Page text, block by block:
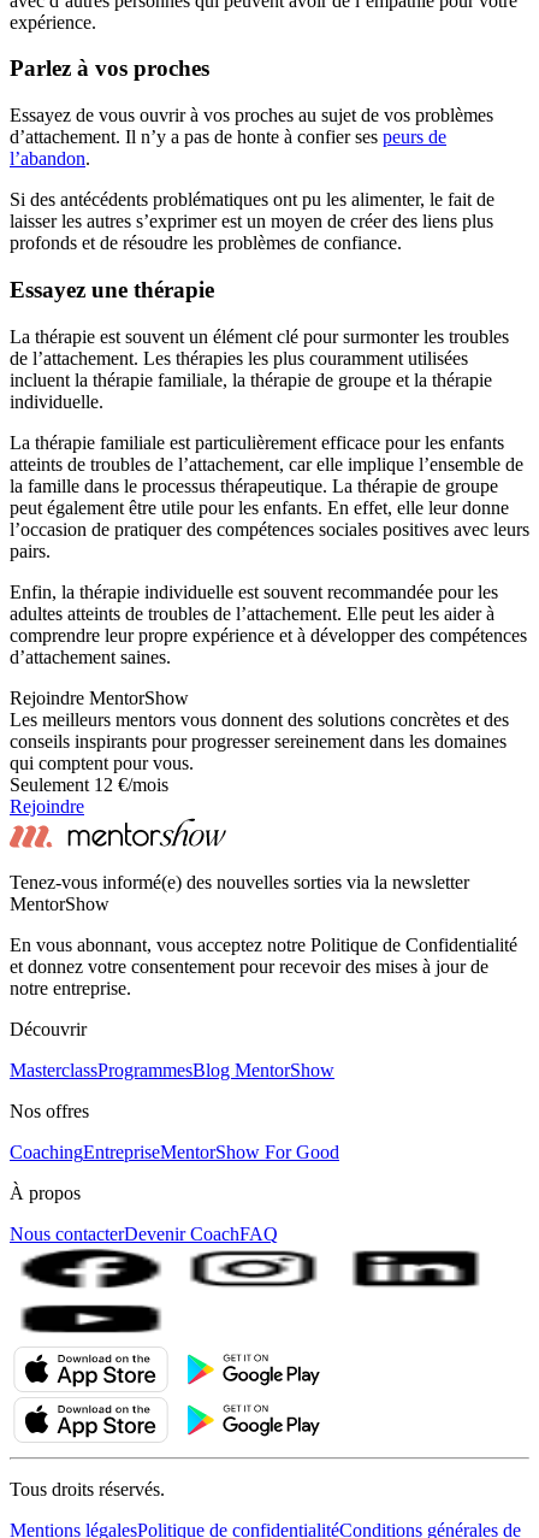
expérience.
Parlez à vos proches
Essayez de vous ouvrir à vos proches au sujet de vos problèmes
d’attachement. Il n’y a pas de honte à confier ses peurs de
l’abandon.
Si des antécédents problématiques ont pu les alimenter, le fait de
laisser les autres s’exprimer est un moyen de créer des liens plus
profonds et de résoudre les problèmes de confiance.
Essayez une thérapie
La thérapie est souvent un élément clé pour surmonter les troubles
de l’attachement. Les thérapies les plus couramment utilisées
incluent la thérapie familiale, la thérapie de groupe et la thérapie
individuelle.
La thérapie familiale est particulièrement efficace pour les enfants
atteints de troubles de l’attachement, car elle implique l’ensemble de
la famille dans le processus thérapeutique. La thérapie de groupe
peut également être utile pour les enfants. En effet, elle leur donne
l’occasion de pratiquer des compétences sociales positives avec leurs
pairs.
Enfin, la thérapie individuelle est souvent recommandée pour les
adultes atteints de troubles de l’attachement. Elle peut les aider à
comprendre leur propre expérience et à développer des compétences
d’attachement saines.
Rejoindre MentorShow
Les meilleurs mentors vous donnent des solutions concrètes et des
conseils inspirants pour progresser sereinement dans les domaines
qui comptent pour vous.
Seulement 12 €/mois
Rejoindre
Tenez-vous informé(e) des nouvelles sorties via la newsletter
MentorShow
En vous abonnant, vous acceptez notre Politique de Confidentialité
et donnez votre consentement pour recevoir des mises à jour de
notre entreprise.
Découvrir
MasterclassProgrammesBlog MentorShow
Nos offres
CoachingEntrepriseMentorShow For Good
À propos
Nous contacterDevenir CoachFAQ
Tous droits réservés.
Mentions légalesPolitique de confidentialitéConditions générales de